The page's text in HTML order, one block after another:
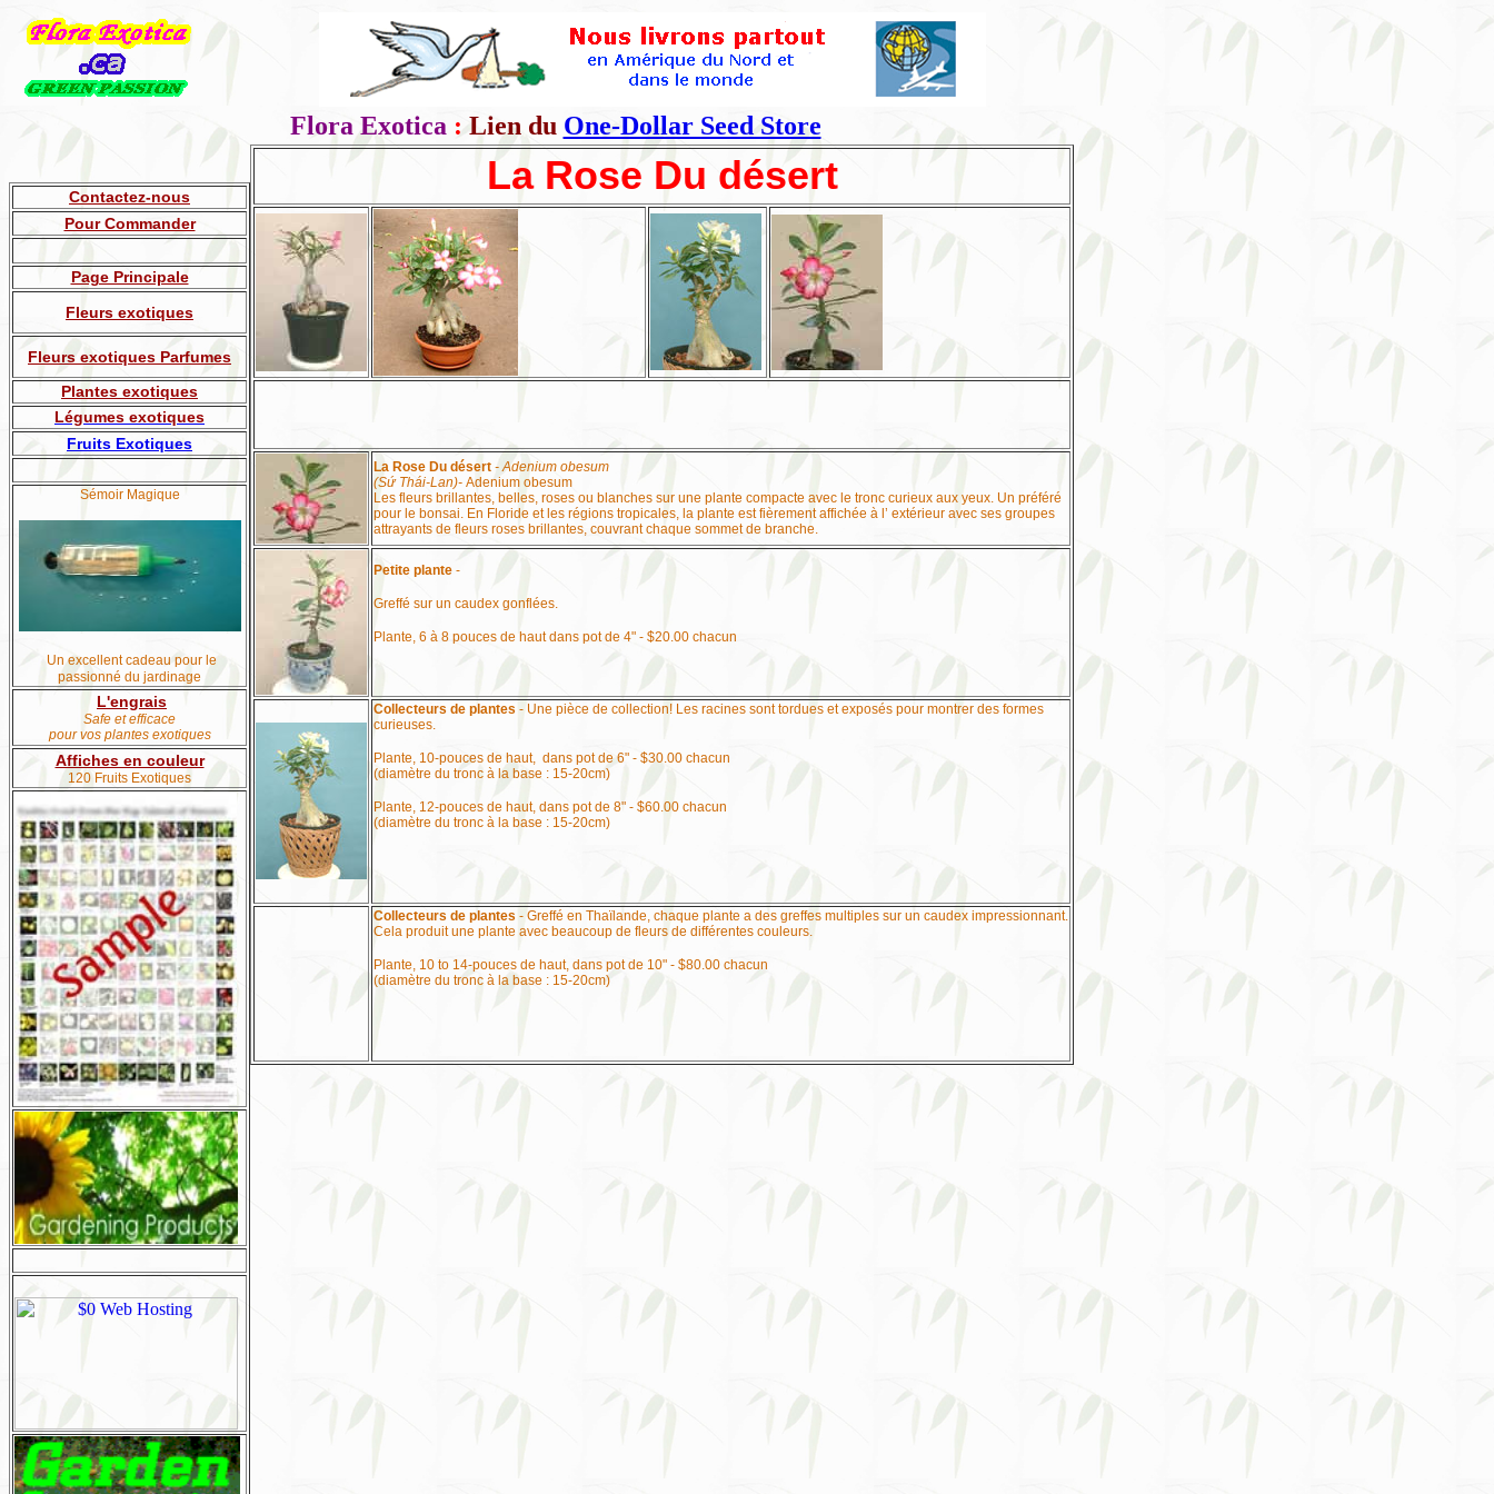
Flora Exotica : Lien du One-Dollar Seed Store
Contactez-nous
Pour Commander
Page Principale
Fleurs exotiques
Fleurs exotiques Parfumes
Plantes exotiques
Légumes exotiques
Fruits Exotiques
Sémoir Magique
Un excellent cadeau pour le
passionné du jardinage
L'engrais
Safe et efficace
pour vos plantes exotiques
Affiches en couleur
120 Fruits Exotiques
La Rose Du désert
La Rose Du désert - Adenium obesum
(Sứ Thái-Lan)- Adenium obesum
Les fleurs brillantes, belles, roses ou blanches sur une plante compacte avec le tronc curieux aux yeux. Un préféré
pour le bonsai. En Floride et les régions tropicales, la plante est fièrement affichée à l’ extérieur avec ses groupes
attrayants de fleurs roses brillantes, couvrant chaque sommet de branche.
Petite plante -
Greffé sur un caudex gonflées.
Plante, 6 à 8 pouces de haut dans pot de 4" - $20.00 chacun
Collecteurs de plantes - Une pièce de collection! Les racines sont tordues et exposés pour montrer des formes
curieuses.
Plante, 10-pouces de haut, dans pot de 6" - $30.00 chacun
(diamètre du tronc à la base : 15-20cm)
Plante, 12-pouces de haut, dans pot de 8" - $60.00 chacun
(diamètre du tronc à la base : 15-20cm)
Collecteurs de plantes - Greffé en Thaïlande, chaque plante a des greffes multiples sur un caudex impressionnant.
Cela produit une plante avec beaucoup de fleurs de différentes couleurs.
Plante, 10 to 14-pouces de haut, dans pot de 10" - $80.00 chacun
(diamètre du tronc à la base : 15-20cm)